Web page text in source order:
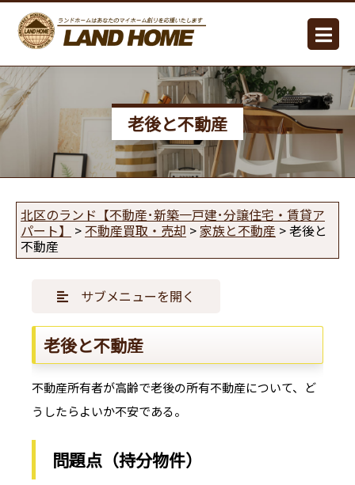
老後と不動産
北区のランド【不動産･新築一戸建･分譲住宅・賃貸ア
パート】
> 不動産買取・売却 >家族と不動産 >老後と
不動産
サブメニューを開く
老後と不動産
不動産所有者が高齢で老後の所有不動産について、ど
うしたらよいか不安である。
問題点（持分物件）